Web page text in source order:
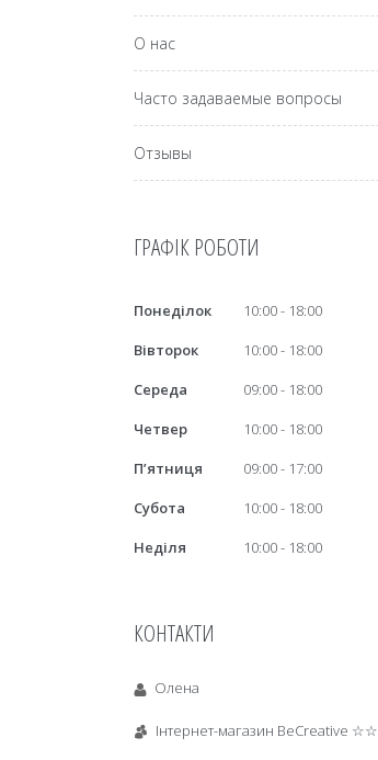
О нас
Часто задаваемые вопросы
Отзывы
ГРАФІК РОБОТИ
Понеділок 10:00
18:00
Вівторок
10:00
18:00
Середа
09:00
18:00
Четвер
10:00
18:00
Пʼятниця
09:00
17:00
Субота
10:00
18:00
Неділя
10:00 18:00
КОНТАКТИ
Олена
Інтернет-магазин BeCreative ☆☆